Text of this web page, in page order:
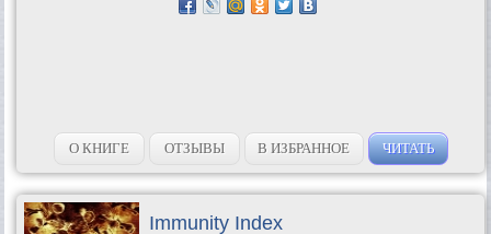
О КНИГЕ ОТЗЫВЫ В ИЗБРАННОЕ ЧИТАТЬ
Immunity Index